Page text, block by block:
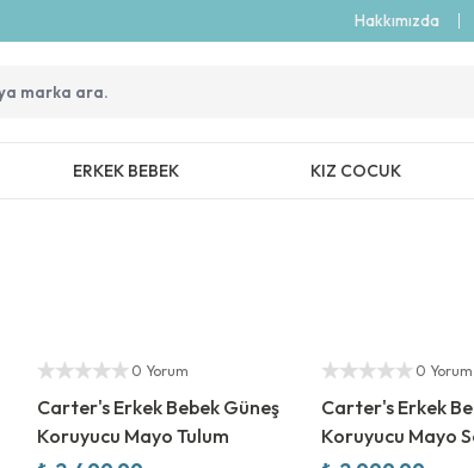
Hakkımızda
ERKEK BEBEK KIZ COCUK
0 Yorum
Carter's Erkek Bebek Güneş
Koruyucu Mayo Tulum
0 Yorum
Carter's Erkek
Koruyucu Mayo